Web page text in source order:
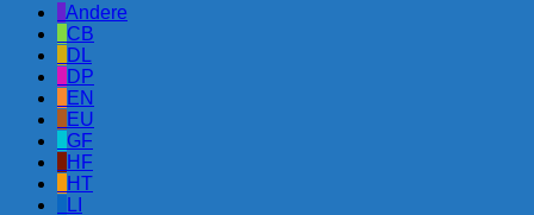
ohne
Titel
Andere
CB
DL
DP
EN
EU
GF
HF
HT
LI